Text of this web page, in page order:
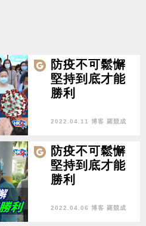
防疫不可鬆懈
堅持到底才能
勝利
2022.04.11 博客 羅競成
防疫不可鬆懈
堅持到底才能
勝利
2022.04.06 博客 羅競成